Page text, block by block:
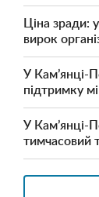
Ціна зради:
вирок
У Кам’янці-
підтримку
У Кам’янці-
тимчасовий